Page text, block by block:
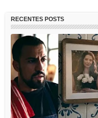
RECENTES POSTS